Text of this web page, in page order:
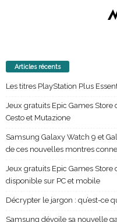
Articles récents
Les titres PlayStation Plus
Jeux gratuits Epic Games
Cesto et Mutazione
Samsung Galaxy Watch 9 et
de ces nouvelles montres
Jeux gratuits Epic Games
disponible sur PC et mobile
Décrypter le jargon : qu’est-ce
Samsung dévoile sa nouvelle